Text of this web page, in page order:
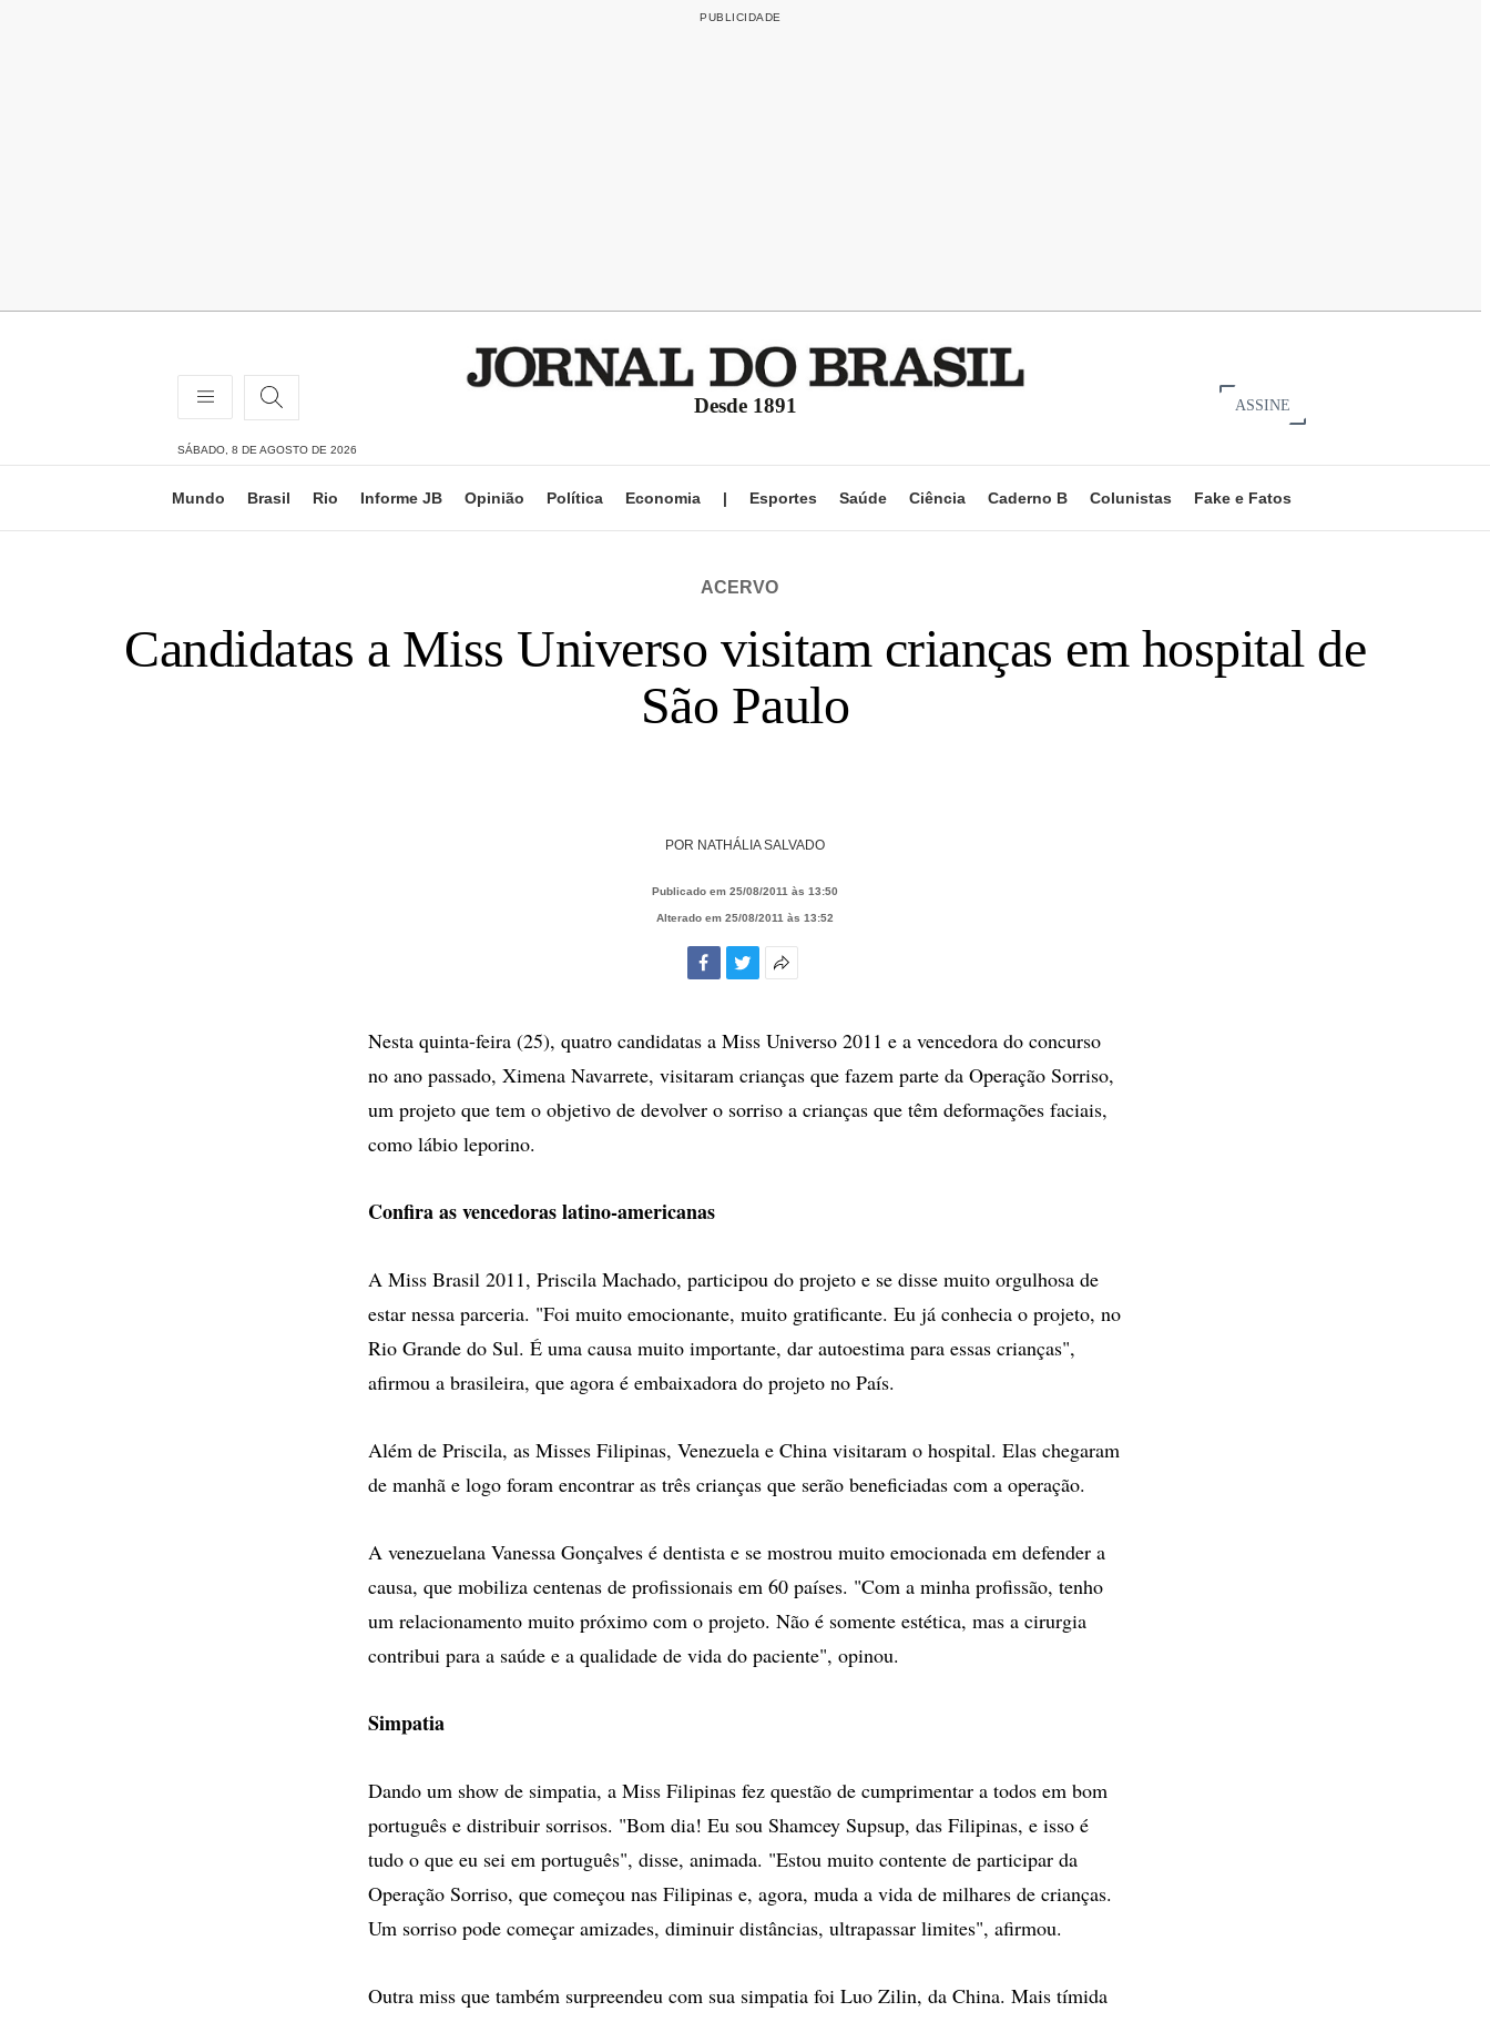
Desde 1891 ASSINE
SÁBADO, 8 DE AGOSTO DE 2026
Mundo Brasil Rio Informe JB Opinião Política Economia | Esportes Saúde Ciência Caderno B Colunistas Fake e Fatos
ACERVO
Candidatas a Miss Universo visitam crianças em hospital de
São Paulo
POR NATHÁLIA SALVADO
Publicado em 25/08/2011 às 13:50
Alterado em 25/08/2011 às 13:52
compartilhamento
Nesta quinta-feira (25), quatro candidatas a Miss Universo 2011 e a vencedora do concurso
no ano passado, Ximena Navarrete, visitaram crianças que fazem parte da Operação Sorriso,
um projeto que tem o objetivo de devolver o sorriso a crianças que têm deformações faciais,
como lábio leporino.
Confira as vencedoras latino-americanas
A Miss Brasil 2011, Priscila Machado, participou do projeto e se disse muito orgulhosa de
estar nessa parceria. "Foi muito emocionante, muito gratificante. Eu já conhecia o projeto, no
Rio Grande do Sul. É uma causa muito importante, dar autoestima para essas crianças",
afirmou a brasileira, que agora é embaixadora do projeto no País.
Além de Priscila, as Misses Filipinas, Venezuela e China visitaram o hospital. Elas chegaram
de manhã e logo foram encontrar as três crianças que serão beneficiadas com a operação.
A venezuelana Vanessa Gonçalves é dentista e se mostrou muito emocionada em defender a
causa, que mobiliza centenas de profissionais em 60 países. "Com a minha profissão, tenho
um relacionamento muito próximo com o projeto. Não é somente estética, mas a cirurgia
contribui para a saúde e a qualidade de vida do paciente", opinou.
Simpatia
Dando um show de simpatia, a Miss Filipinas fez questão de cumprimentar a todos em bom
português e distribuir sorrisos. "Bom dia! Eu sou Shamcey Supsup, das Filipinas, e isso é
tudo o que eu sei em português", disse, animada. "Estou muito contente de participar da
Operação Sorriso, que começou nas Filipinas e, agora, muda a vida de milhares de crianças.
Um sorriso pode começar amizades, diminuir distâncias, ultrapassar limites", afirmou.
Outra miss que também surpreendeu com sua simpatia foi Luo Zilin, da China. Mais tímida